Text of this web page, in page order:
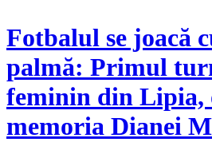
​Fotbalul se joacă
palmă: Primul
feminin din Lipia,
memoria Dianei